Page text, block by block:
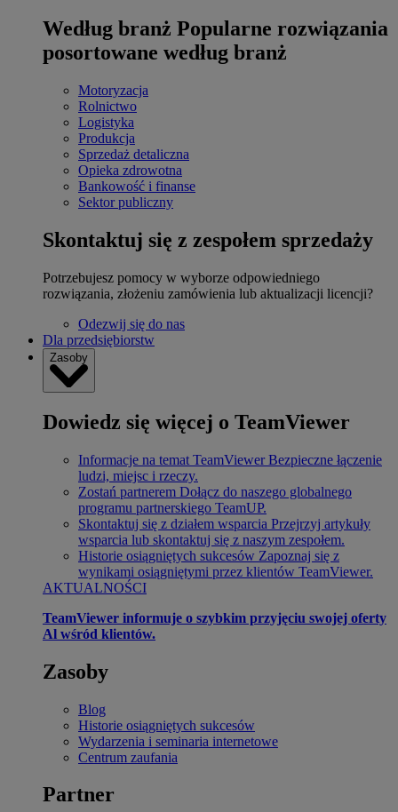
Według branż Popularne rozwiązania
posortowane według branż
Motoryzacja
Rolnictwo
Logistyka
Produkcja
Sprzedaż detaliczna
Opieka zdrowotna
Bankowość i finanse
Sektor publiczny
Skontaktuj się z zespołem sprzedaży
Potrzebujesz pomocy w wyborze odpowiedniego
rozwiązania, złożeniu zamówienia lub aktualizacji licencji?
Odezwij się do nas
Dla przedsiębiorstw
Zasoby
Dowiedz się więcej o TeamViewer
Informacje na temat TeamViewer Bezpieczne łączenie
ludzi, miejsc i rzeczy.
Zostań partnerem Dołącz do naszego globalnego
programu partnerskiego TeamUP.
Skontaktuj się z działem wsparcia Przejrzyj artykuły
wsparcia lub skontaktuj się z naszym zespołem.
Historie osiągniętych sukcesów Zapoznaj się z
wynikami osiągniętymi przez klientów TeamViewer.
AKTUALNOŚCI
TeamViewer informuje o szybkim przyjęciu swojej oferty
Al wśród klientów.
Zasoby
Blog
Historie osiągniętych sukcesów
Wydarzenia i seminaria internetowe
Centrum zaufania
Partner